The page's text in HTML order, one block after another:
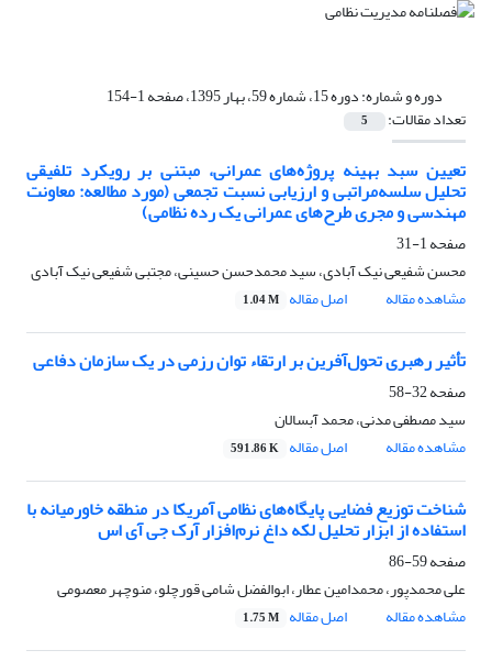
دوره و شماره:دوره 15، شماره 59، بهار 1395، صفحه 1-154
تعداد مقالات: 5
تعیین سبد بهینه پروژه‌های عمرانی، مبتنی بر رویکرد تلفیقی
تحلیل سلسه‌مراتبی و ارزیابی نسبت تجمعی (مورد مطالعه: معاونت
مهندسی و مجری طرح‌های عمرانی یک رده نظامی)
صفحه1-31
محسن شفیعی نیک آبادی، سید محمدحسن حسینی، مجتبی شفیعی نیک آبادی
مشاهده مقاله
اصل مقاله 1.04 M
تأثیر رهبری تحول‌آفرین بر ارتقاء توان رزمی در یک سازمان دفاعی
صفحه32-58
سید مصطفی مدنی، محمد آبسالان
مشاهده مقاله
اصل مقاله 591.86 K
شناخت توزیع فضایی پایگاه‌های نظامی آمریکا در منطقه خاورمیانه با
استفاده از ابزار تحلیل لکه داغ نرم‌افزار آرک جی آی اس
صفحه59-86
علی محمدپور، محمدامین عطار، ابوالفضل شامی قورچلو، منوچهر معصومی
مشاهده مقاله
اصل مقاله 1.75 M